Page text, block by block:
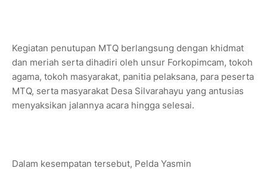
Kegiatan penutupan MTQ berlangsung dengan khidmat
dan meriah serta dihadiri oleh unsur Forkopimcam, tokoh
agama, tokoh masyarakat, panitia pelaksana, para peserta
MTQ, serta masyarakat Desa Silvarahayu yang antusias
menyaksikan jalannya acara hingga selesai.
Dalam kesempatan tersebut, Pelda Yasmin